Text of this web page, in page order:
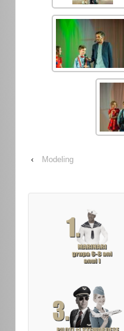
‹ Modeling